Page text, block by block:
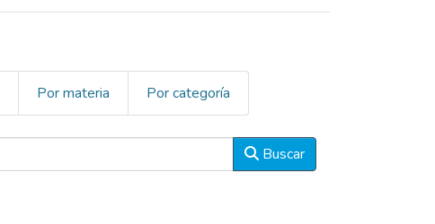
Por materia Por categoría
Buscar